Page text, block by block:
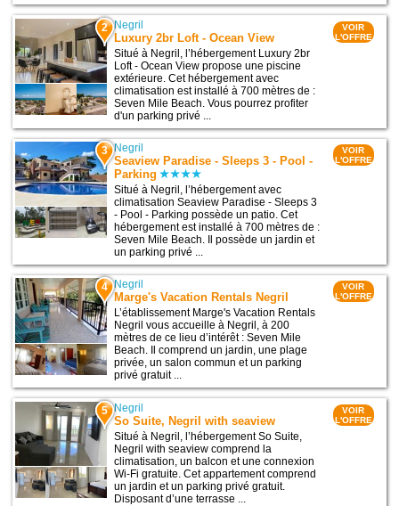
2 Negril
Luxury 2br Loft - Ocean View
Situé à Negril, l’hébergement Luxury 2br
Loft - Ocean View propose une piscine
extérieure. Cet hébergement avec
climatisation est installé à 700 mètres de :
Seven Mile Beach. Vous pourrez profiter
d'un parking privé ...
VOIR
L'OFFRE
3 Negril
Seaview Paradise - Sleeps 3 - Pool -
Parking
Situé à Negril, l’hébergement avec
climatisation Seaview Paradise - Sleeps 3
- Pool - Parking possède un patio. Cet
hébergement est installé à 700 mètres de :
Seven Mile Beach. Il possède un jardin et
un parking privé ...
VOIR
L'OFFRE
4 Negril
Marge's Vacation Rentals Negril
L’établissement Marge's Vacation Rentals
Negril vous accueille à Negril, à 200
mètres de ce lieu d’intérêt : Seven Mile
Beach. Il comprend un jardin, une plage
privée, un salon commun et un parking
privé gratuit ...
VOIR
L'OFFRE
5 Negril
So Suite, Negril with seaview
Situé à Negril, l’hébergement So Suite,
Negril with seaview comprend la
climatisation, un balcon et une connexion
Wi-Fi gratuite. Cet appartement comprend
un jardin et un parking privé gratuit.
Disposant d’une terrasse ...
VOIR
L'OFFRE